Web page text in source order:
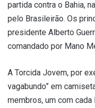
partida contra o Bahia,
pelo Brasileirão. Os
presidente Alberto
comandado por Mano
A Torcida Jovem, por
vagabundo” em
membros, um com cada